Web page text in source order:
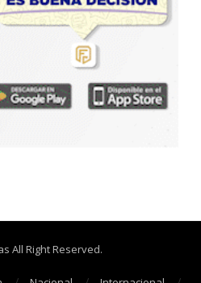
All Right Reserved.